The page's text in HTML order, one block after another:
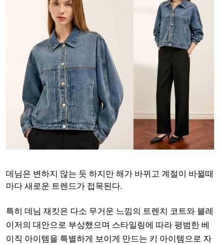
데님은 변하지 않는 듯 하지만 해가 바뀌고 계절이 바뀔때
마다 새로운 트렌드가 접목된다.
특히 데님 재킷은 다소 무거운 느낌의 트렌치 코트와 블레
이저의 대안으로 부상했으며 스타일링에 따라 평범한 베
이직 아이템을 특별하게 보이게 만드는 키 아이템으로 자